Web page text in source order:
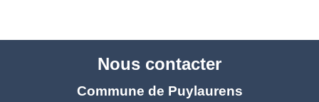
Nous contacter
Commune de Puylaurens